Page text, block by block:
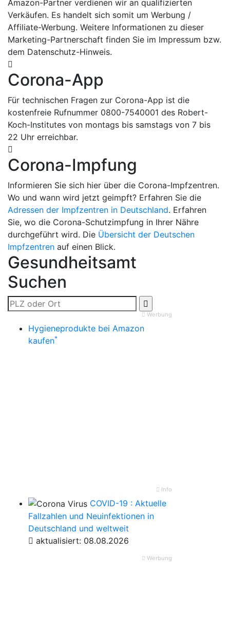
Amazon-Partner verdienen wir an qualifizierten
Verkäufen. Es handelt sich somit um Werbung /
Affiliate-Werbung. Weitere Informationen zu dieser
Marketing-Partnerschaft finden Sie im Impressum bzw.
dem Datenschutz-Hinweis.
Corona-App
Für technischen Fragen zur Corona-App ist die
kostenfreie Rufnummer 0800-7540001 des Robert-
Koch-Institutes von montags bis samstags von 7 bis
22 Uhr erreichbar.
Corona-Impfung
Informieren Sie sich hier über die Corona-Impfzentren.
Wo und wann wird jetzt geimpft? Erfahren Sie die
Adressen der Impfzentren in Deutschland. Erfahren
Sie, wo die Corona-Schutzimpfung in Ihrer Nähre
durchgeführt wird. Die Übersicht der Deutschen
Impfzentren auf einen Blick.
Gesundheitsamt
Suchen
Werbung
Hygieneprodukte bei Amazon
kaufen*
Info
COVID-19 : Aktuelle
Fallzahlen und Neuinfektionen in
Deutschland und weltweit
aktualisiert: 08.08.2026
Werbung